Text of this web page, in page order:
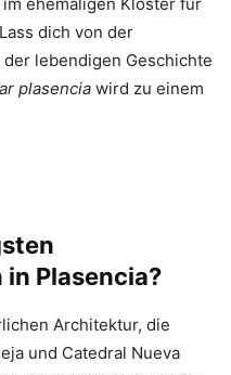
dich von der
der lebendigen Geschichte
plasencia wird zu einem
Plasencia?
Architektur, die
und Catedral Nueva